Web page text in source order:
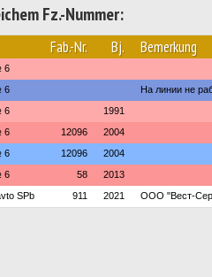
Fz.-Nummer:
Fab.-Nr. Bj. Bemerkung
6
6 На линии не
6 1991
6 12096 2004
6 12096 2004
6 58 2013
SPb 911 2021 ООО "Вест-